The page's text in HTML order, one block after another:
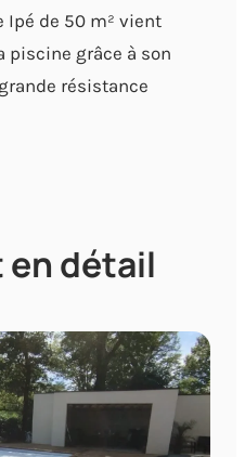
Ipé de 50 m² vient
piscine grâce à son
résistance
en détail